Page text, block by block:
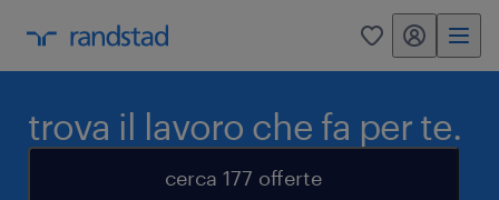
0 my randstad
trova il lavoro che fa per te.
cerca 177 offerte